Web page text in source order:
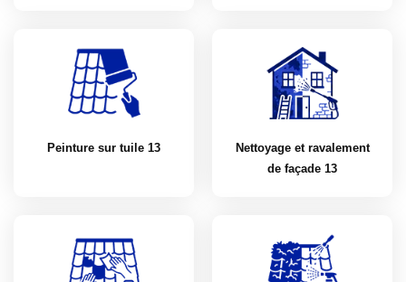
Peinture sur tuile 13
Nettoyage et ravalement
de façade 13